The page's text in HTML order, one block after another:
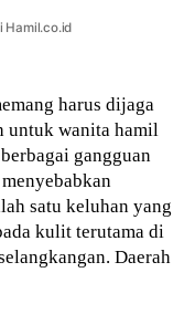
Hamil.co.id
harus dijaga
untuk wanita hamil
gangguan
satu keluhan yang
kulit terutama di
Daerah